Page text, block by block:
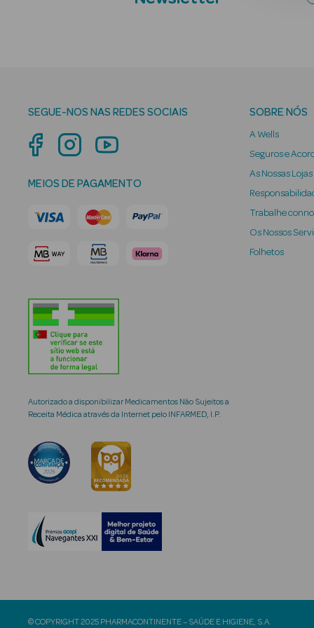
SEGUE-NOS NAS REDES SOCIAIS
MEIOS DE PAGAMENTO
Autorizado a disponibilizar Medicamentos Não Sujeitos a
Receita Médica através da Internet pelo INFARMED, I.P.
SOBRE NÓS
A Wells
Seguros e
As Nossas Lojas
Trabalhe
Os Nossos
Folhetos
© COPYRIGHT 2025 PHARMACONTINENTE – SAÚDE E HIGIENE, S.A.